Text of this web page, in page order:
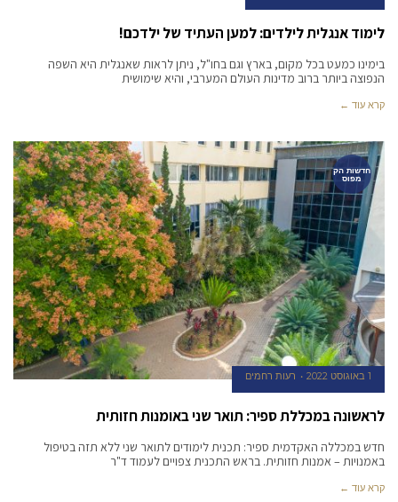
לימוד אנגלית לילדים: למען העתיד של ילדכם!
בימינו כמעט בכל מקום, בארץ וגם בחו"ל, ניתן לראות שאנגלית היא השפה
הנפוצה ביותר ברוב מדינות העולם המערבי, והיא שימושית
קרא עוד ←
חדשות הק
מפוס
1 באוגוסט 2022 רעות רחמים
לראשונה במכללת ספיר: תואר שני באומנות חזותית
חדש במכללה האקדמית ספיר: תכנית לימודים לתואר שני ללא תזה בטיפול
באמנויות – אמנות חזותית. בראש התכנית צפויים לעמוד ד"ר
קרא עוד ←